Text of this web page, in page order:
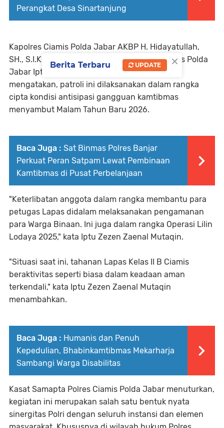
Perangkat Desa Sinartanjung
Kapolres Ciamis Polda Jabar AKBP H. Hidayatullah,
SH., S.I.K., melalui Kasat Samapta Polres Ciamis Polda
Jabar Iptu Zezen Zaenal Mutaqin, SH., M.M.,
mengatakan, patroli ini dilaksanakan dalam rangka
cipta kondisi antisipasi gangguan kamtibmas
menyambut Malam Tahun Baru 2026.
Baca Juga : Sat Binmas Polres Banjar
Perkuat Peran Satpam Lewat Pembinaan
Kamtibmas di Pusat Perbelanjaan
"Keterlibatan anggota dalam rangka membantu para
petugas Lapas didalam melaksanakan pengamanan
para Warga Binaan. Ini juga dalam rangka Operasi Lilin
Lodaya 2025," kata Iptu Zezen Zaenal Mutaqin.
"Situasi saat ini, tahanan Lapas Kelas II B Ciamis
beraktivitas seperti biasa dalam keadaan aman
terkendali," kata Iptu Zezen Zaenal Mutaqin
menambahkan.
Baca Juga : Humanis dan Penuh
Kepedulian, Bhabinkamtibmas Mekarharja
Sambangi Warga Disabilitas
Kasat Samapta Polres Ciamis Polda Jabar menuturkan,
kegiatan ini merupakan salah satu bentuk nyata
sinergitas Polri dengan seluruh instansi dan elemen
×
Berita Terbaru UPDATE